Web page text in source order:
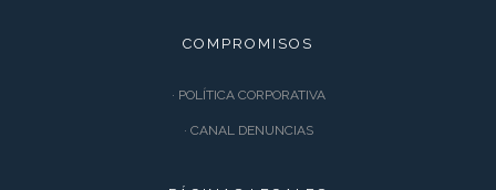
COMPROMISOS
· POLÍTICA CORPORATIVA
· CANAL DENUNCIAS